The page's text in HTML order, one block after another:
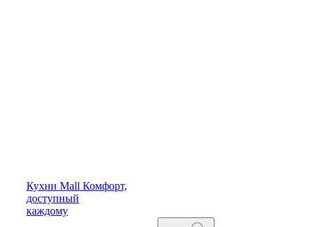
Кухни Mall Комфорт,
доступный
каждому